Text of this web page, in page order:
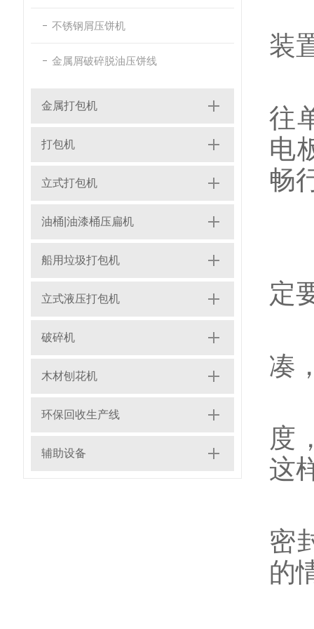
不锈钢屑压饼机
金属屑破碎脱油压饼线
金属打包机
打包机
立式打包机
油桶|油漆桶压扁机
船用垃圾打包机
立式液压打包机
破碎机
木材刨花机
环保回收生产线
辅助设备
装
往
电
畅
定
凑
度
这
密
的